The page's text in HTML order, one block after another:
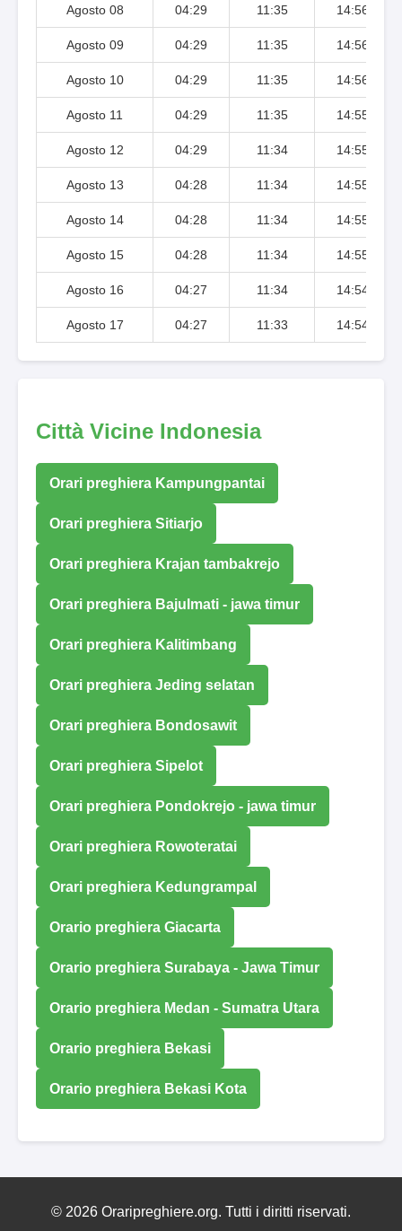
Agosto 08 04:29 11:35 14:56
Agosto 09 04:29 11:35 14:56
Agosto 10 04:29 11:35 14:56
Agosto 11 04:29 11:35 14:55
Agosto 12 04:29 11:34 14:55
Agosto 13 04:28 11:34 14:55
Agosto 14 04:28 11:34 14:55
Agosto 15 04:28 11:34 14:55
Agosto 16 04:27 11:34 14:54
Agosto 17 04:27 11:33 14:54
Città Vicine Indonesia
Orari preghiera Kampungpantai
Orari preghiera Sitiarjo
Orari preghiera Krajan tambakrejo
Orari preghiera Bajulmati - jawa timur
Orari preghiera Kalitimbang
Orari preghiera Jeding selatan
Orari preghiera Bondosawit
Orari preghiera Sipelot
Orari preghiera Pondokrejo - jawa timur
Orari preghiera Rowoteratai
Orari preghiera Kedungrampal
Orario preghiera Giacarta
Orario preghiera Surabaya - Jawa Timur
Orario preghiera Medan - Sumatra Utara
Orario preghiera Bekasi
Orario preghiera Bekasi Kota
© 2026 Oraripreghiere.org. Tutti i diritti riservati.